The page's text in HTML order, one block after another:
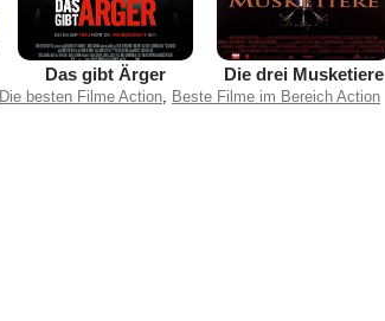
Das gibt Ärger Die drei Musketiere
Die besten Filme Action, Beste Filme im Bereich Action